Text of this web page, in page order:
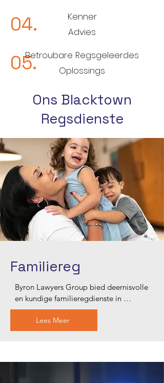
04.
Kenner
Advies
05.Betroubare Regsgeleerdes
Oplossings
Ons Blacktown
Regsdienste
Familiereg
Byron Lawyers Group bied deernisvolle
en kundige familieregdienste in
Blacktown, en help met egskeiding,
kinderbewaring,
eiendomsooreenkomste en meer. Ons
verseker dat u regte beskerm word en u
Lees Meer